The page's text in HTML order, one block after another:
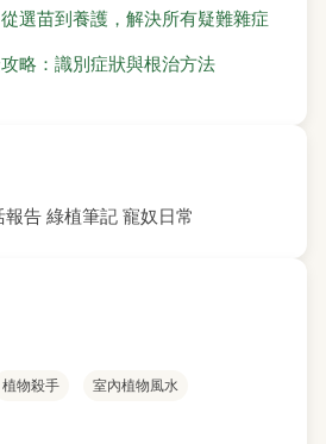
選苗到養護，解決所有疑難雜症
略：識別症狀與根治方法
報告 綠植筆記 寵奴日常
植物殺手 室內植物風水